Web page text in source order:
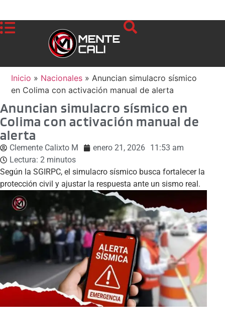
Inicio » Nacionales » Anuncian simulacro sísmico
en Colima con activación manual de alerta
Anuncian simulacro sísmico en
Colima con activación manual de
alerta
Clemente Calixto M enero 21, 2026 11:53 am
Lectura: 2 minutos
Según la SGIRPC, el simulacro sísmico busca fortalecer la
protección civil y ajustar la respuesta ante un sismo real.